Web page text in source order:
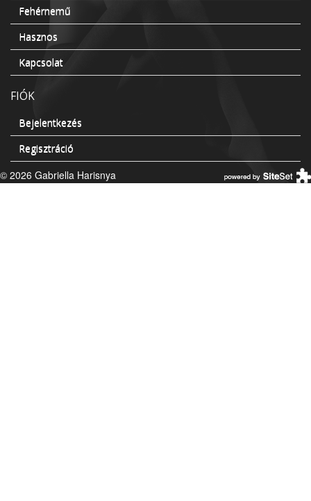
Fehérnemű
Hasznos
Kapcsolat
FIÓK
Bejelentkezés
Regisztráció
© 2026 Gabriella Harisnya